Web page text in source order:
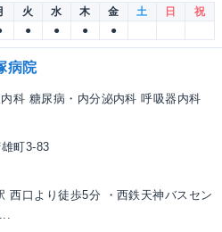
火 水 木 金 土 日
祝
● ● ● ●
病院
科 糖尿病・内分泌内科 呼吸器内科
町3-83
西口より徒歩5分 ・西鉄天神バスセン